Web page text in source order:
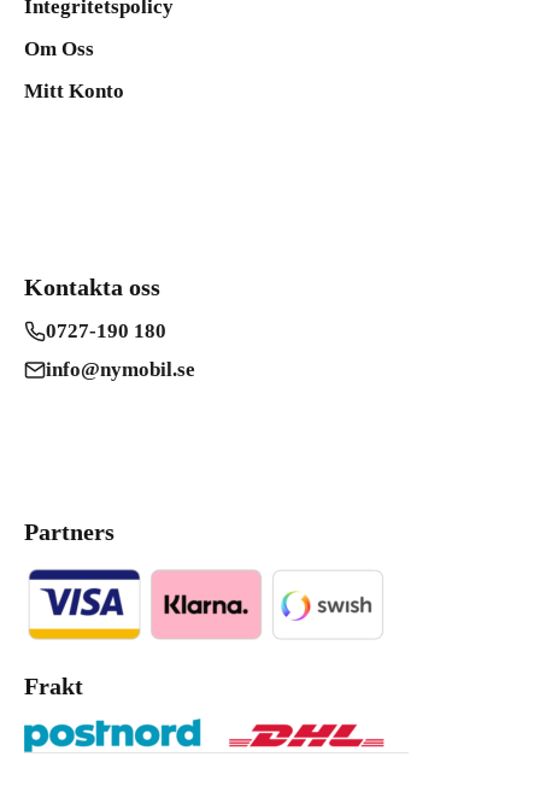
Integritetspolicy
Om Oss
Mitt Konto
Kontakta oss
0727-190 180
info@nymobil.se
Partners
Frakt